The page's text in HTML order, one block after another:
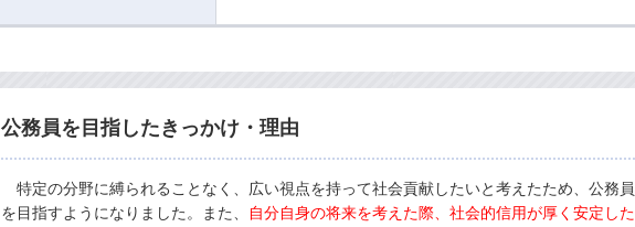
公務員を目指したきっかけ・理由
特定の分野に縛られることなく、広い視点を持って社会貢献したいと考えたため、公務員
を目指すようになりました。また、
自分自身の将来を考えた際、社会的信用が厚く安定した